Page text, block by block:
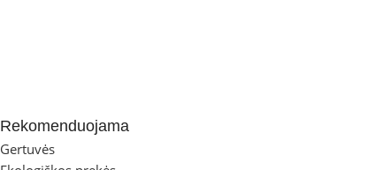
Rekomenduojama
Gertuvės